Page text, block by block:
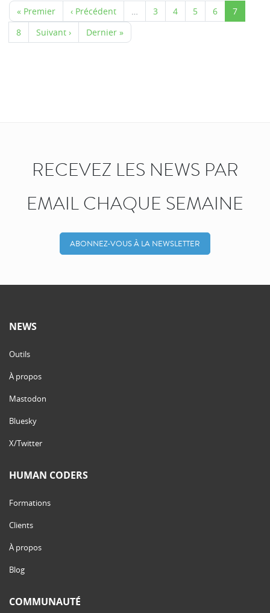
« Premier ‹ Précédent 3 4 5 6
7
8
Suivant › Dernier »
RECEVEZ LES NEWS PAR
EMAIL CHAQUE SEMAINE
ABONNEZ-VOUS À LA NEWSLETTER
NEWS
Outils
À propos
Mastodon
Bluesky
X/Twitter
HUMAN CODERS
Formations
Clients
À propos
Blog
COMMUNAUTÉ